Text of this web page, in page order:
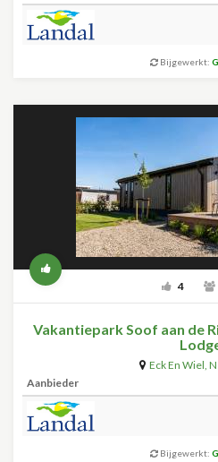
Bijgewerkt:
4
Vakantiepark Soof aan de
Eck En Wiel,
Aanbieder
Bijgewerkt: